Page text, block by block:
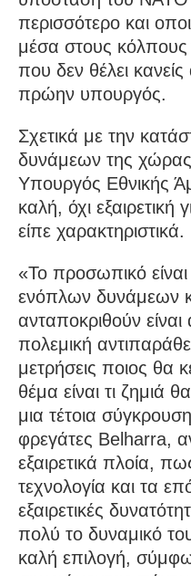
περισσότερο και
μέσα στους κόλπους
που δεν θέλει
πρώην υπουργός.
Σχετικά με την
δυνάμεων της
Υπουργός Εθνικής
καλή, όχι εξαιρετική
είπε χαρακτηριστικά.
«Το προσωπικό είναι
ενόπλων δυνάμεων
ανταποκριθούν
πολεμική
μετρήσεις ποιος θα
θέμα είναι τι ζημιά
μια τέτοια
φρεγάτες Belharra,
εξαιρετικά πλοία,
τεχνολογία και τα
εξαιρετικές
πολύ το δυναμικό
καλή επιλογή,